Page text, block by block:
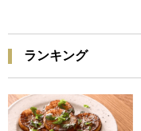
ランキング